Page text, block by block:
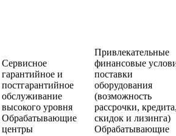
Сервисное
гарантийное и
постгарантийное
обслуживание
высокого уровня
Обрабатывающие
центры
Привлекательные
финансовые
поставки
оборудования
(возможность
рассрочки,
скидок и лизинга)
Обрабатывающие